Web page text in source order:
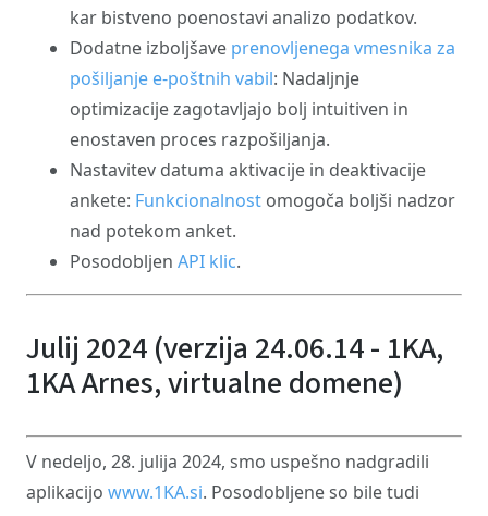
kar bistveno poenostavi analizo podatkov.
Dodatne izboljšave prenovljenega vmesnika za
pošiljanje e-poštnih vabil: Nadaljnje
optimizacije zagotavljajo bolj intuitiven in
enostaven proces razpošiljanja.
Nastavitev datuma aktivacije in deaktivacije
ankete: Funkcionalnost omogoča boljši nadzor
nad potekom anket.
Posodobljen API klic.
Julij 2024 (verzija 24.06.14 - 1KA,
1KA Arnes, virtualne domene)
V nedeljo, 28. julija 2024, smo uspešno nadgradili
aplikacijo www.1KA.si. Posodobljene so bile tudi